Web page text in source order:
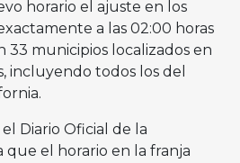
horario el ajuste en los
a las 02:00 horas
33 municipios localizados en
incluyendo todos los del
Diario Oficial de la
que el horario en la franja